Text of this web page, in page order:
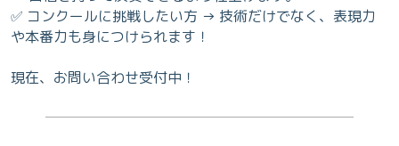
✅ コンクールに挑戦したい方 → 技術だけでなく、表現力
や本番力も身につけられます！
現在、お問い合わせ受付中！